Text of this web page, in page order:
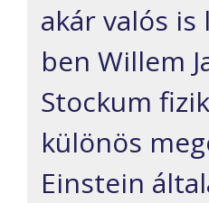
akár valós is
ben Willem
Stockum
különös
Einstein